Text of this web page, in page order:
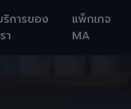
ริการของ
า
แพ็กเกจ
MA